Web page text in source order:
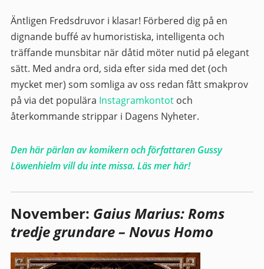
Äntligen Fredsdruvor i klasar! Förbered dig på en
dignande buffé av humoristiska, intelligenta och
träffande munsbitar när dåtid möter nutid på elegant
sätt. Med andra ord, sida efter sida med det (och
mycket mer) som somliga av oss redan fått smakprov
på via det populära Instagramkontotoch
återkommande strippar i Dagens Nyheter.
Den här pärlan av komikern och författaren Gussy
Löwenhielm vill du inte missa. Läs mer här!
November: Gaius Marius: Roms
tredje grundare – Novus Homo